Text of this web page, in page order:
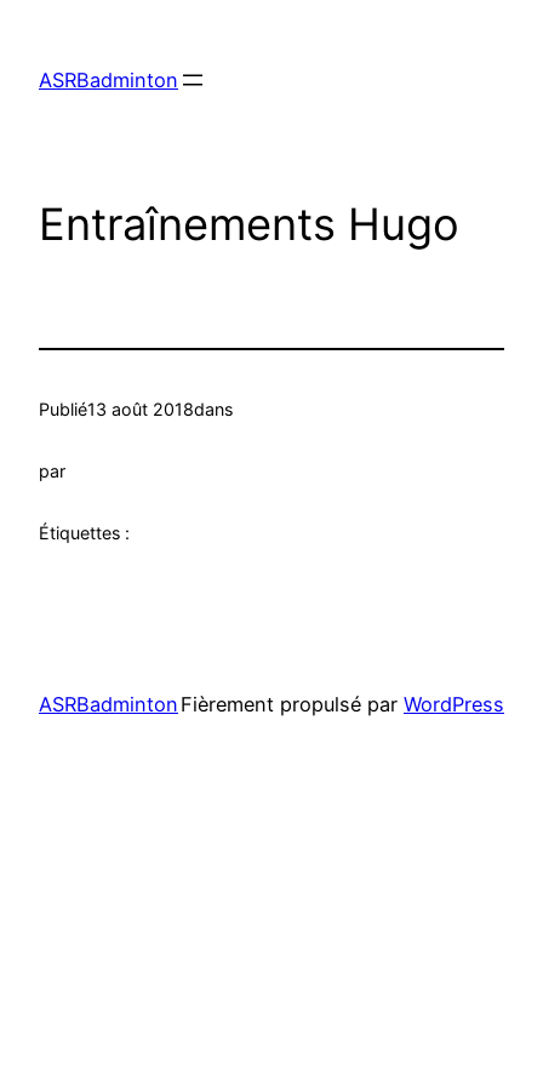
contenu
ASRBadminton
Entraînements Hugo
Publié13 août 2018dans
par
Étiquettes :
ASRBadminton Fièrement propulsé par WordPress